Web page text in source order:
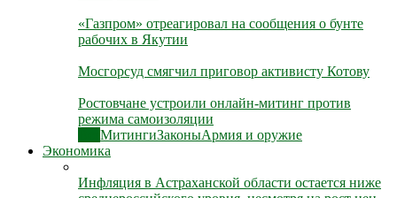
«Газпром» отреагировал на сообщения о бунте
рабочих в Якутии
Мосгорсуд смягчил приговор активисту Котову
Ростовчане устроили онлайн-митинг против
режима самоизоляции
МитингиЗаконыАрмия и оружие
Экономика
Инфляция в Астраханской области остается ниже